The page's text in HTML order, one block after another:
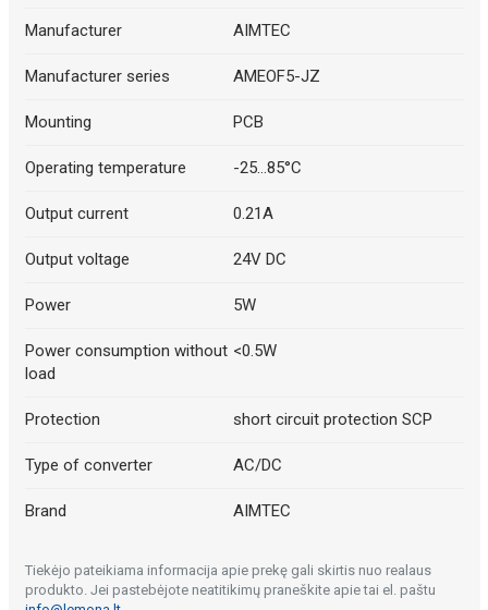
Manufacturer AIMTEC
Manufacturer series AMEOF5-JZ
Mounting PCB
Operating temperature -25...85°C
Output current 0.21A
Output voltage 24V DC
Power 5W
Power consumption without
load
<0.5W
Protection short circuit protection SCP
Type of converter AC/DC
Brand AIMTEC
Tiekėjo pateikiama informacija apie prekę gali skirtis nuo realaus
produkto. Jei pastebėjote neatitikimų praneškite apie tai el. paštu